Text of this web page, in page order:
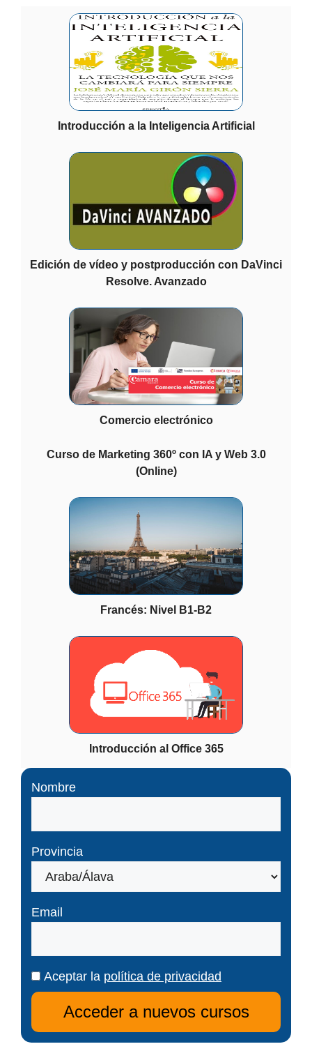
Introducción a la Inteligencia Artificial
Edición de vídeo y postproducción con DaVinci
Resolve. Avanzado
Comercio electrónico
Curso de Marketing 360º con IA y Web 3.0
(Online)
Francés: Nivel B1-B2
Introducción al Office 365
Nombre
Provincia
Email
Aceptar la política de privacidad